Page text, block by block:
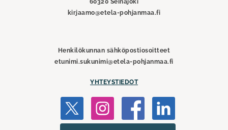
60320 Seinäjoki
kirjaamo@etela-pohjanmaa.fi
Henkilökunnan sähköpostiosoitteet
etunimi.sukunimi@etela-pohjanmaa.fi
YHTEYSTIEDOT